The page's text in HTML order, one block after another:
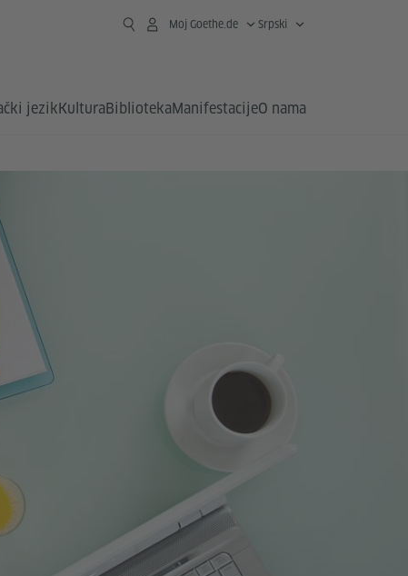
Moj Goethe.de Srpski
jezikKulturaBibliotekaManifestacijeO nama